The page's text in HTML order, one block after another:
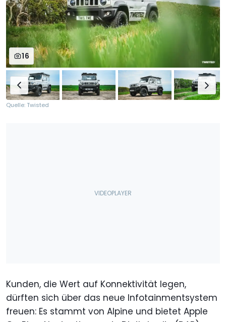
16
Quelle: Twisted
Kunden, die Wert auf Konnektivität legen,
dürften sich über das neue Infotainmentsystem
freuen: Es stammt von Alpine und bietet Apple